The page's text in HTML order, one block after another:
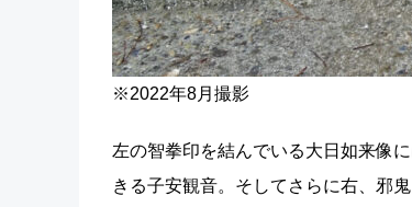
※2022年8月撮影
左の智拳印を結んでいる大日如来像
きる子安観音。そしてさらに右、邪